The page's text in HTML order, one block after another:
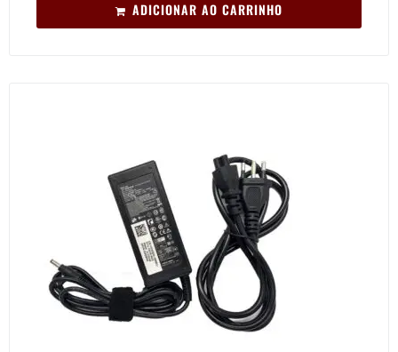
ADICIONAR AO CARRINHO